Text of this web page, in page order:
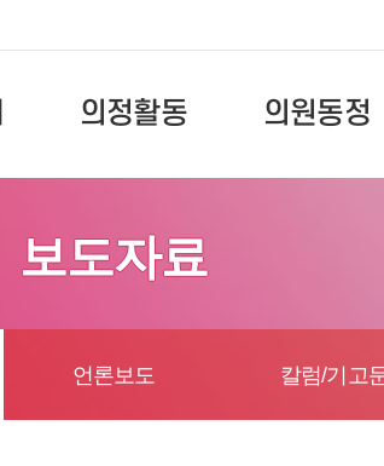
의정활동 의원동정
보도자료
언론보도 칼럼/기고